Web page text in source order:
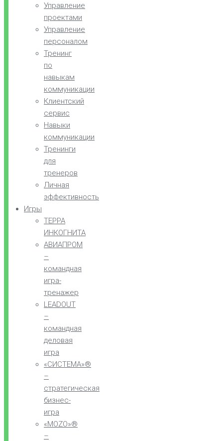
Управление
проектами
Управление
персоналом
Тренинг
по
навыкам
коммуникации
Клиентский
сервис
Навыки
коммуникации
Тренинги
для
тренеров
Личная
эффективность
Игры
ТЕРРА
ИНКОГНИТА
АВИАПРОМ
–
командная
игра-
тренажер
LEADOUT
–
командная
деловая
игра
«СИСТЕМА»®
–
стратегическая
бизнес-
игра
«MOZO»®
–